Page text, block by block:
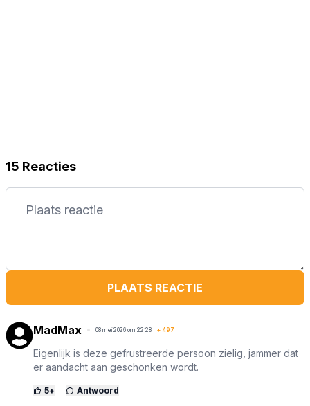
15 Reacties
PLAATS REACTIE
MadMax 08 mei 2026 om 22:28 + 497
Eigenlijk is deze gefrustreerde persoon zielig, jammer dat
er aandacht aan geschonken wordt.
5+ Antwoord